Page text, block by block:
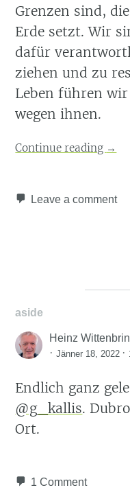
Grenzen sind,
Erde setzt. Wir
dafür
ziehen und zu
Leben führen
wegen ihnen.
Continue reading →
Leave a comment
aside
Heinz
·Jänner 18, 2022 ·
Endlich ganz
@g_kallis.
Ort.
1 Comment